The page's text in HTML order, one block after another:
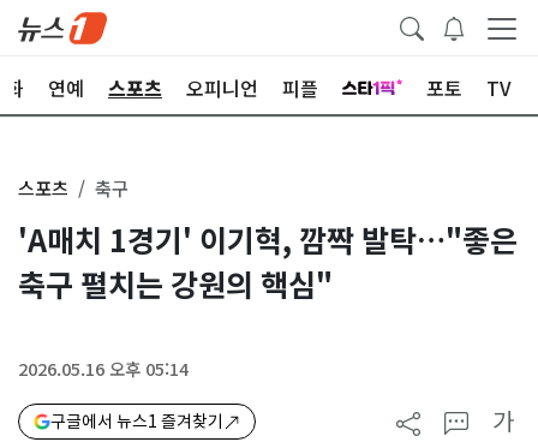
화 연예 스포츠 오피니언 피플 포토 TV
스포츠 축구
'A매치 1경기' 이기혁, 깜짝 발탁…"좋은
축구 펼치는 강원의 핵심"
2026.05.16 오후 05:14
구글에서 뉴스1 즐겨찾기 가